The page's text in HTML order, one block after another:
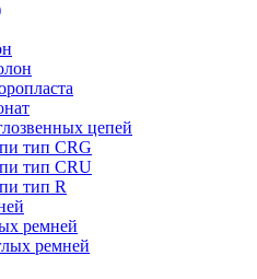
цепей
тип CRG
тип CRU
тип R
ремней
ремней